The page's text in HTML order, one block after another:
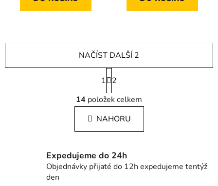
O
v
l
á
d
c
í
NAČÍST DALŠÍ 2
S
t
r
á
n
k
n
í
1
2
14 položek celkem
NAHORU
Expedujeme do 24h
Objednávky přijaté do 12h expedujeme tentýž
den